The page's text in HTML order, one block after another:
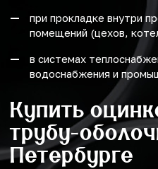
при прокладке внутри
помещений (цехов,
в системах
водоснабжения и
Купить
трубу-
Петербурге